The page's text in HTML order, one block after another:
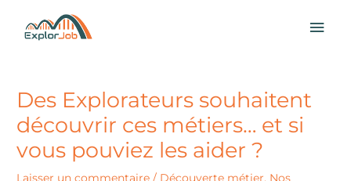
contenu
Des Explorateurs souhaitent
découvrir ces métiers… et si
vous pouviez les aider ?
Laisser un commentaire / Découverte métier, Nos